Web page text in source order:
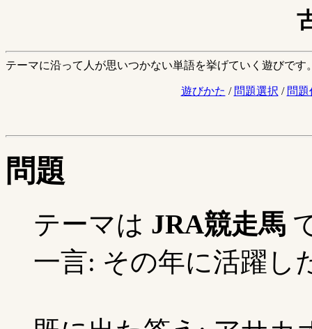
テーマに沿って人が思いつかない単語を挙げていく遊びです
遊びかた / 問題選択 / 問題
問題
テーマは JRA競走馬
一言: その年に活躍し